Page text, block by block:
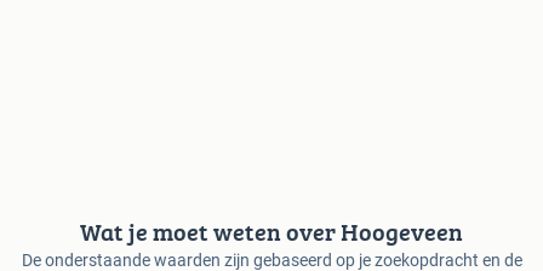
Wat je moet weten over Hoogeveen
De onderstaande waarden zijn gebaseerd op je zoekopdracht en de